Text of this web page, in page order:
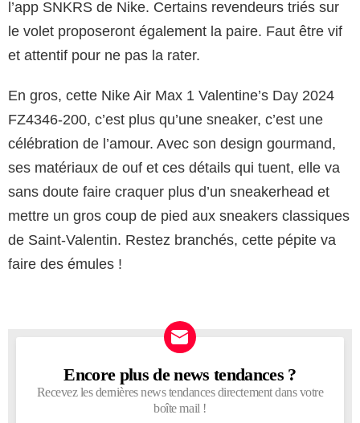
l’app SNKRS de Nike. Certains revendeurs triés sur
le volet proposeront également la paire. Faut être vif
et attentif pour ne pas la rater.
En gros, cette Nike Air Max 1 Valentine’s Day 2024
FZ4346-200, c’est plus qu’une sneaker, c’est une
célébration de l’amour. Avec son design gourmand,
ses matériaux de ouf et ces détails qui tuent, elle va
sans doute faire craquer plus d’un sneakerhead et
mettre un gros coup de pied aux sneakers classiques
de Saint-Valentin. Restez branchés, cette pépite va
faire des émules !
NEWSLETTER
Encore plus de news tendances ?
Recevez les dernières news tendances directement dans votre
boîte mail !